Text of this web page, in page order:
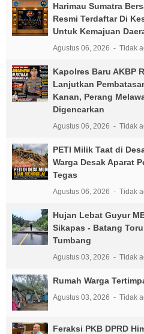
Harimau Sumatra
Resmi Terdaftar Di
Untuk Kemajuan
Agustus 06, 2026 Tidak
Kapolres Baru AKBP
Lanjutkan
Kanan, Perang
Digencarkan
Agustus 06, 2026 Tidak
PETI Milik Taat di
Warga Desak Aparat
Tegas
Agustus 06, 2026 Tidak
Hujan Lebat Guyur
Sikapas - Batang
Tumbang
Agustus 03, 2026 Tidak
Rumah Warga
Agustus 03, 2026 Tidak
Feraksi PKB DPRD